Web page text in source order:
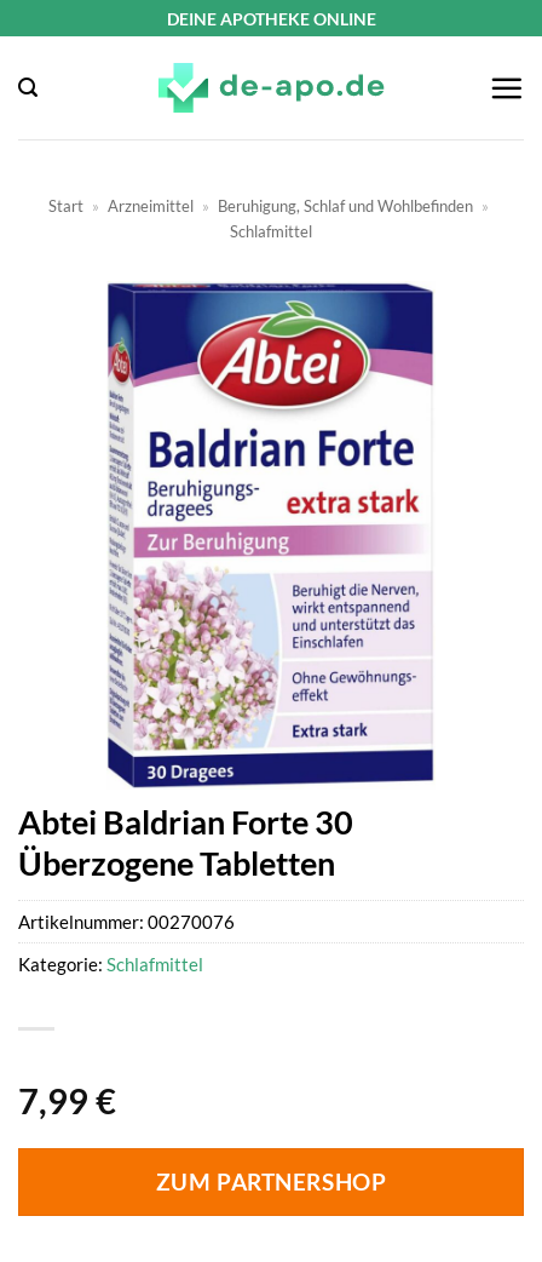
springen
DEINE APOTHEKE ONLINE
Start » Arzneimittel » Beruhigung, Schlaf und Wohlbefinden »
Schlafmittel
Abtei Baldrian Forte 30
Überzogene Tabletten
7,99 €
ZUM PARTNERSHOP
Artikelnummer: 00270076
Kategorie: Schlafmittel